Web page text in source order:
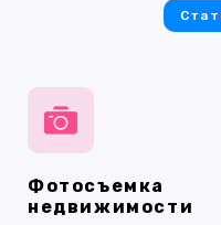
Фотосъемка
недвижимости